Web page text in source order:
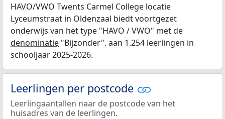
HAVO/VWO Twents Carmel College locatie
Lyceumstraat in Oldenzaal biedt voortgezet
onderwijs van het type "HAVO / VWO" met de
denominatie "Bijzonder". aan 1.254 leerlingen in
schooljaar 2025-2026.
Leerlingen per postcode
Leerlingaantallen naar de postcode van het
huisadres van de leerlingen.